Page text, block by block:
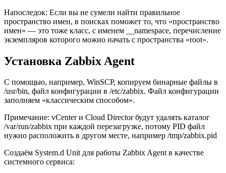
Напоследок: Если вы не сумели найти правильное
пространство имен, в поисках поможет то, что «пространство
имен» — это тоже класс, с именем __namespace, перечисление
экземпляров которого можно начать с пространства «root».
Установка Zabbix Agent
С помощью, например, WinSCP, копируем бинарные файлы в
/usr/bin, файл конфигурации в /etc/zabbix. Файл конфигурации
заполняем «классическим способом».
Примечание: vCenter и Cloud Director будут удалять каталог
/var/run/zabbix при каждой перезагрузке, потому PID файл
нужно расположить в другом месте, например /tmp/zabbix.pid
Создаём System.d Unit для работы Zabbix Agent в качестве
системного сервиса: